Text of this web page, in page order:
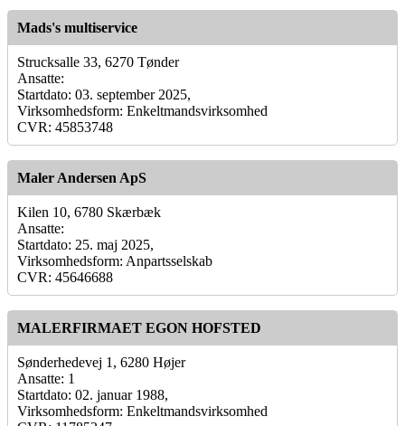
Mads's multiservice
Strucksalle 33, 6270 Tønder
Ansatte:
Startdato: 03. september 2025,
Virksomhedsform: Enkeltmandsvirksomhed
CVR: 45853748
Maler Andersen ApS
Kilen 10, 6780 Skærbæk
Ansatte:
Startdato: 25. maj 2025,
Virksomhedsform: Anpartsselskab
CVR: 45646688
MALERFIRMAET EGON HOFSTED
Sønderhedevej 1, 6280 Højer
Ansatte: 1
Startdato: 02. januar 1988,
Virksomhedsform: Enkeltmandsvirksomhed